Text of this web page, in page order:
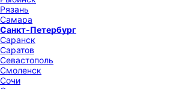
Рязань
Самара
Санкт-Петербург
Саранск
Саратов
Севастополь
Смоленск
Сочи